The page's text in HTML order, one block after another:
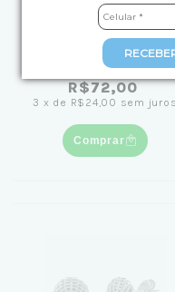
Carre e Liso
R$99,90por
R$72,00
3 x de R$24,00 sem juros
Comprar